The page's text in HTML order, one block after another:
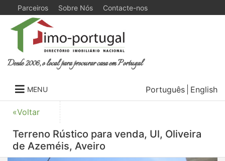
Parceiros Sobre Nós Contacte-nos
Desde 2006, o local para procurar casa em Portugal
MENU Português English
«Voltar
Terreno Rústico para venda, Ul, Oliveira
de Azeméis, Aveiro